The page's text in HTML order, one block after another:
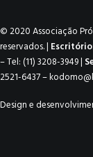
© 2020 Associação
reservados. |
– Tel: (11) 3208-3949 |
2521-6437 –
Design e